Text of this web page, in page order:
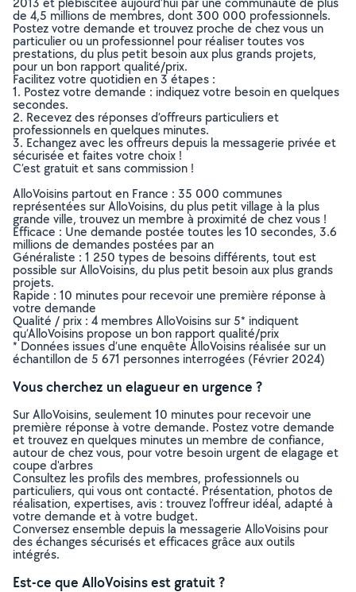
de 4,5 millions de membres, dont 300 000 professionnels.
Postez votre demande et trouvez proche de chez vous un
particulier ou un professionnel pour réaliser toutes vos
prestations, du plus petit besoin aux plus grands projets,
pour un bon rapport qualité/prix.
Facilitez votre quotidien en 3 étapes :
1. Postez votre demande : indiquez votre besoin en quelques
secondes.
2. Recevez des réponses d’offreurs particuliers et
professionnels en quelques minutes.
3. Echangez avec les offreurs depuis la messagerie privée et
sécurisée et faites votre choix !
C’est gratuit et sans commission !
AlloVoisins partout en France : 35 000 communes
représentées sur AlloVoisins, du plus petit village à la plus
grande ville, trouvez un membre à proximité de chez vous !
Efficace : Une demande postée toutes les 10 secondes, 3.6
millions de demandes postées par an
Généraliste : 1 250 types de besoins différents, tout est
possible sur AlloVoisins, du plus petit besoin aux plus grands
projets.
Rapide : 10 minutes pour recevoir une première réponse à
votre demande
Qualité / prix : 4 membres AlloVoisins sur 5* indiquent
qu’AlloVoisins propose un bon rapport qualité/prix
* Données issues d’une enquête AlloVoisins réalisée sur un
échantillon de 5 671 personnes interrogées (Février 2024)
Vous cherchez un elagueur en urgence ?
Sur AlloVoisins, seulement 10 minutes pour recevoir une
première réponse à votre demande. Postez votre demande
et trouvez en quelques minutes un membre de confiance,
autour de chez vous, pour votre besoin urgent de elagage et
coupe d'arbres
Consultez les profils des membres, professionnels ou
particuliers, qui vous ont contacté. Présentation, photos de
réalisation, expertises, avis : trouvez l'offreur idéal, adapté à
votre demande et à votre budget.
Conversez ensemble depuis la messagerie AlloVoisins pour
des échanges sécurisés et efficaces grâce aux outils
intégrés.
Est-ce que AlloVoisins est gratuit ?